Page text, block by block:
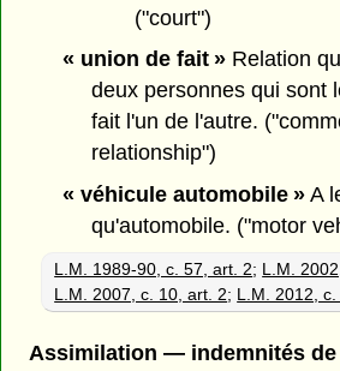
("court")
« union de fait »Relation
deux personnes qui sont
fait l'un de l'autre.
relationship")
« véhicule automobile »A
qu'automobile. ("motor
L.M. 1989-90, c. 57, art. 2; L.M.
L.M. 2007, c. 10, art. 2; L.M. 2012,
Assimilation — indemnités de